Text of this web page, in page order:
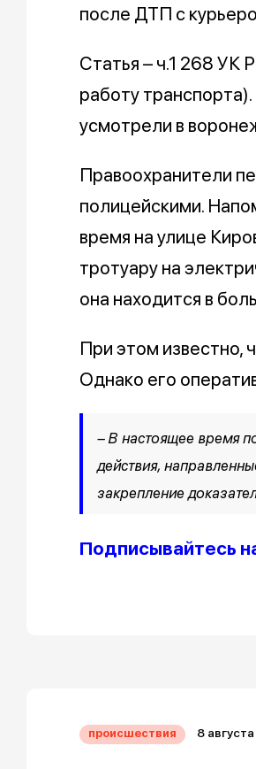
после ДТП с
Статья – ч.1 268 УК
работу
усмотрели в
Правоохранители
полицейскими.
время на улице
тротуару на
она находится в
При этом известно,
Однако его
– В настоящее время
действия,
закрепление
Подписывайтесь
происшествия 8